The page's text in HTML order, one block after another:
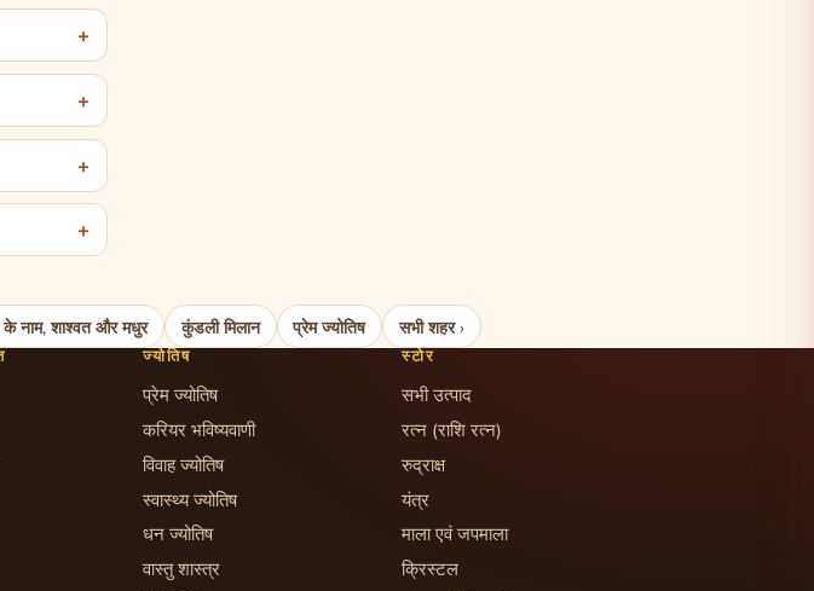
नाम, शाश्वत और मधुर कुंडली मिलान प्रेम ज्योतिष सभी शहर ›
ज्योतिष
प्रेम ज्योतिष
करियर भविष्यवाणी
विवाह ज्योतिष
स्वास्थ्य ज्योतिष
धन ज्योतिष
वास्तु शास्त्र
स्टोर
सभी उत्पाद
रत्न (राशि रत्न)
रुद्राक्ष
यंत्र
माला एवं जपमाला
क्रिस्टल